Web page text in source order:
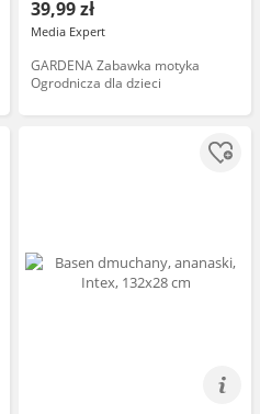
39,99 zł
Media Expert
GARDENA Zabawka motyka
Ogrodnicza dla dzieci